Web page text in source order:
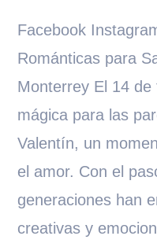
Facebook
Románticas para
Monterrey El 14
mágica para las
Valentín, un
el amor. Con el
generaciones han
creativas y